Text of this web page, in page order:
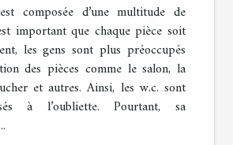
composée d’une multitude de
important que chaque pièce soit
les gens sont plus préoccupés
des pièces comme le salon, la
et autres. Ainsi, les w.c. sont
à l’oubliette. Pourtant, sa